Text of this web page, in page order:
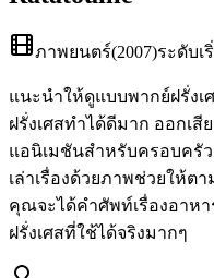
ภาพยนตร์(2007)ระดับเ
แนะนำให้ดูแบบพากย์ฝรั่งเ
ฝรั่งเศสทำได้ดีมาก ออกเสี
แอนิเมชันสำหรับครอบครั
เล่าเรื่องด้วยภาพช่วยให้ต
คุณจะได้คำศัพท์เรื่องอาห
ฝรั่งเศสที่ใช้ได้จริงมากๆ